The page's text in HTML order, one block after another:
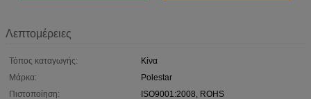
Λεπτομέρειες
Τόπος καταγωγής:
Κίνα
Μάρκα:
Polestar
Πιστοποίηση:
ISO9001:2008, ROHS